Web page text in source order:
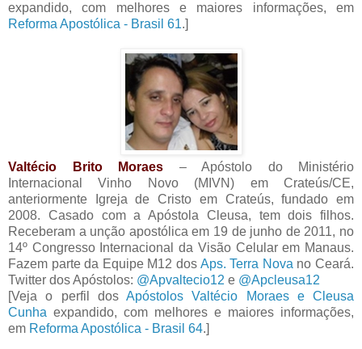
expandido, com melhores e maiores informações, em
Reforma Apostólica - Brasil 61.]
Valtécio Brito Moraes – Apóstolo do Ministério
Internacional Vinho Novo (MIVN) em Crateús/CE,
anteriormente Igreja de Cristo em Crateús, fundado em
2008. Casado com a Apóstola Cleusa, tem dois filhos.
Receberam a unção apostólica em 19 de junho de 2011, no
14º Congresso Internacional da Visão Celular em Manaus.
Fazem parte da Equipe M12 dos Aps. Terra Nova no Ceará.
Twitter dos Apóstolos: @Apvaltecio12 e @Apcleusa12
[Veja o perfil dos Apóstolos Valtécio Moraes e Cleusa
Cunha expandido, com melhores e maiores informações,
em Reforma Apostólica - Brasil 64.]